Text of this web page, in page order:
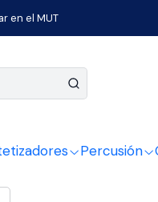
Percusión
en el MUT
acústica Bilbao BIL-